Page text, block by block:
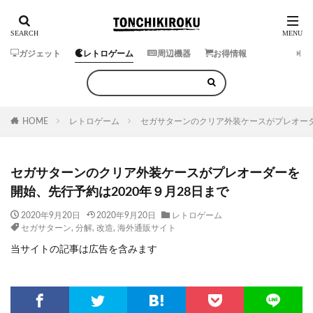
ガジェット レトロゲーム 周辺機器 お得情報
HOME レトロゲーム セガサターンのクリア外装ケースがプレオ
セガサターンのクリア外装ケースがプレオーダーを
開始、先行予約は2020年９月28日まで
2020年9月20日 2020年9月20日
レトロゲーム
セガサターン, 分解, 改造, 海外通販サイト
当サイトの記事は広告を含みます